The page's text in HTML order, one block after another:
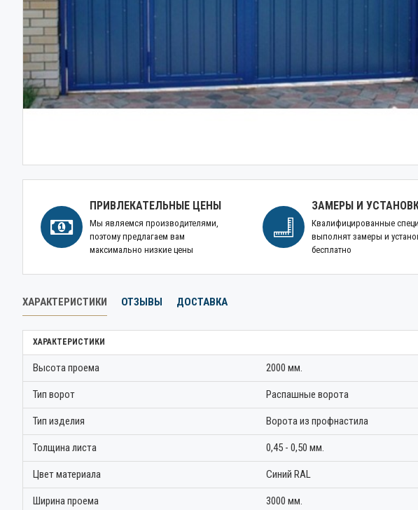
ПРИВЛЕКАТЕЛЬНЫЕ ЦЕНЫ
Мы являемся производителями,
поэтому предлагаем вам
максимально низкие цены
ЗАМЕРЫ И
Квалифицированные
выполнят замеры и
бесплатно
ХАРАКТЕРИСТИКИ ОТЗЫВЫ ДОСТАВКА
ХАРАКТЕРИСТИКИ
Высота проема 2000 мм.
Тип ворот Распашные ворота
Тип изделия Ворота из профнастила
Толщина листа 0,45 - 0,50 мм.
Цвет материала Синий RAL
Ширина проема 3000 мм.